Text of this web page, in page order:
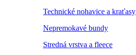
Technické nohavice a kraťasy
Nepremokavé bundy
Stredná vrstva a fleece